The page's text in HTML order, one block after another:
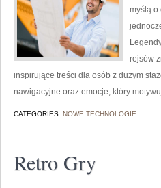
myślą o
rejsów
inspirujące treści dla osób z dużym
nawigacyjne oraz emocje, który
CATEGORIES: NOWE TECHNOLOGIE
Retro Gry